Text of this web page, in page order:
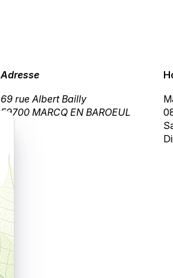
Adresse
69 rue Albert Bailly
59700 MARCQ EN BAROEUL